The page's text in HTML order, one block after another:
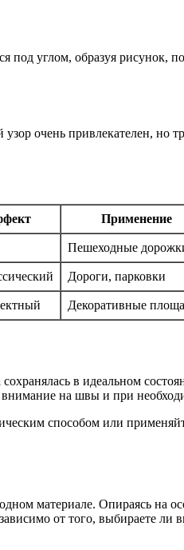
углом, образуя рисунок,
очень привлекателен,
Применение
Пешеходные
Дороги, парковки
Декоративные
в идеальном
на швы и при
способом или
материале. Опираясь на
от того, выбираете